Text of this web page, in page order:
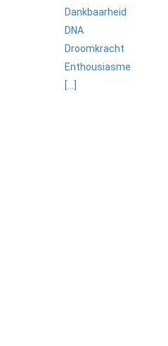
Dankbaarheid
DNA
Droomkracht
Enthousiasme
[...]